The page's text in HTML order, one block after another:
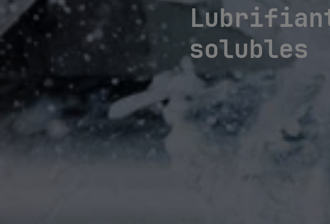
solubles